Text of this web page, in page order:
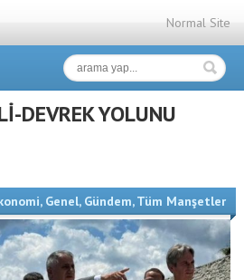
Normal Site
DEVREK YOLUNU
, Genel, Gündem,Tüm Manşetler